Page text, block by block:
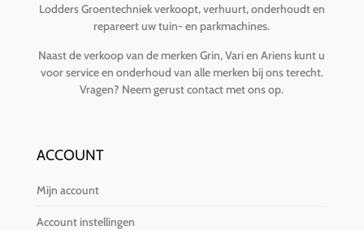
Lodders Groentechniek verkoopt, verhuurt, onderhoudt en
repareert uw tuin- en parkmachines.
Naast de verkoop van de merken Grin, Vari en Ariens kunt u
voor service en onderhoud van alle merken bij ons terecht.
Vragen? Neem gerust contact met ons op.
ACCOUNT
Mijn account
Account instellingen